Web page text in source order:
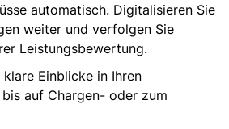
automatisch. Digitalisieren Sie
weiter und verfolgen Sie
Leistungsbewertung.
Einblicke in Ihren
auf Chargen- oder zum